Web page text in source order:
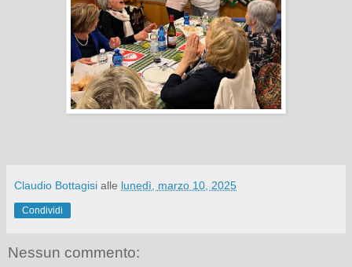
Claudio Bottagisi alle lunedì, marzo 10, 2025
Condividi
Nessun commento: